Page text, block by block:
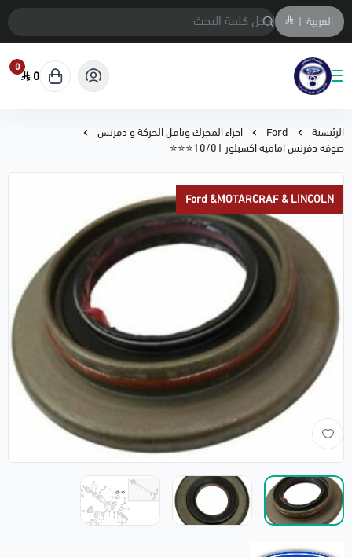
العربية |
متجر المحمادي لقطع السيارات
0
0
الرئيسية Ford
اجزاء المحرك وناقل الحركة و دفرنس
صوفة دفرنس امامية اكسبلور 10/01⭐⭐⭐
Ford &MOTARCRAF & LINCOLN